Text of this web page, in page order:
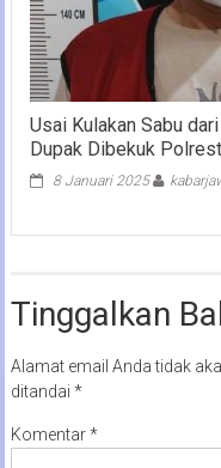
Usai Kulakan Sabu
Dupak Dibekuk
8 Januari 2025
Tinggalkan
Alamat email Anda tidak
ditandai *
Komentar*